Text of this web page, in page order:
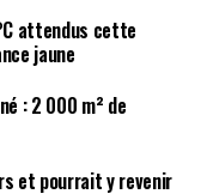
attendus cette
jaune
: 2 000 m² de
et pourrait y revenir